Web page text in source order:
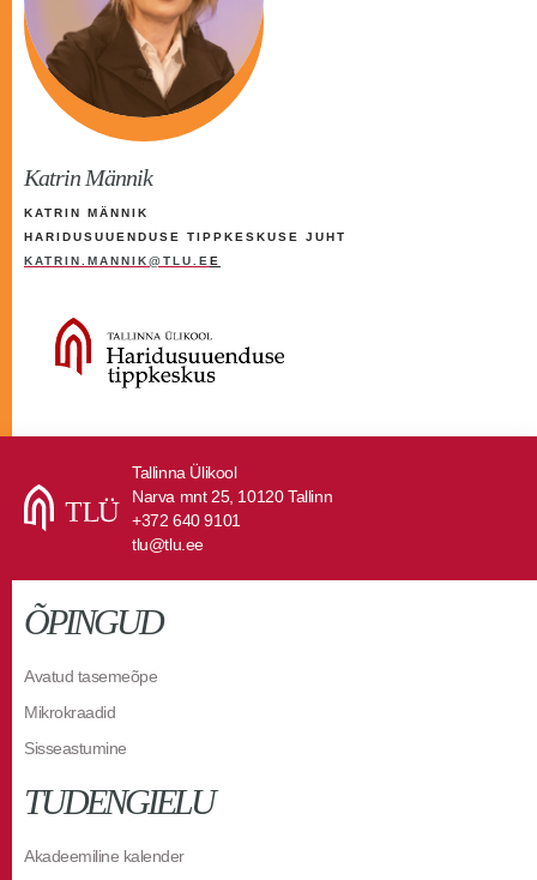
Katrin Männik
KATRIN MÄNNIK
HARIDUSUUENDUSE TIPPKESKUSE JUHT
KATRIN.MANNIK@TLU.E E
Tallinna Ülikool
Narva mnt 25, 10120 Tallinn
+372 640 9101
tlu@tlu.ee
ÕPINGUD
Avatud tasemeõpe
Mikrokraadid
Sisseastumine
TUDENGIELU
Akadeemiline kalender